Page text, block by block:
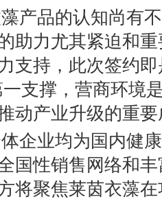
产品的认知尚有
助力尤其紧迫和
支持，此次签约
支撑，营商环境
动产业升级的重
企业均为国内健
国性销售网络和
将聚焦莱茵衣藻